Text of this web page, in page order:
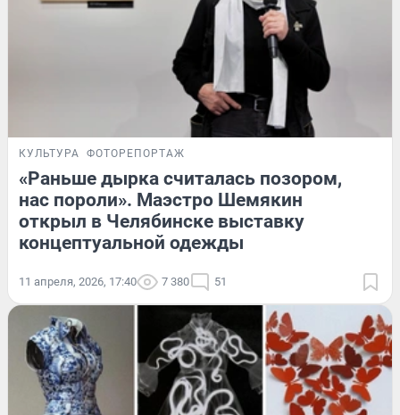
КУЛЬТУРА ФОТОРЕПОРТАЖ
«Раньше дырка считалась позором,
нас пороли». Маэстро Шемякин
открыл в Челябинске выставку
концептуальной одежды
11 апреля, 2026, 17:40 7 380 51